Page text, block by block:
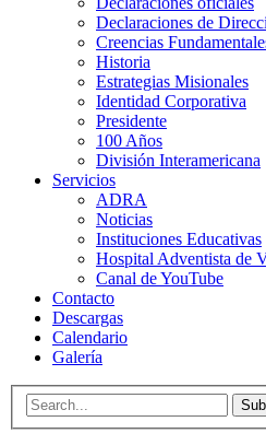
Declaraciones de
Creencias
Historia
Estrategias Misionales
Identidad Corporativa
Presidente
100 Años
División Interamericana
Servicios
ADRA
Noticias
Instituciones Educativas
Hospital Adventista de
Canal de YouTube
Contacto
Descargas
Calendario
Galería